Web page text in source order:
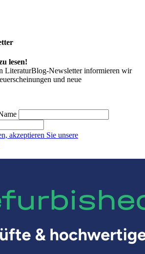
lesen!
LiteraturBlog-Newsletter informieren wir
und neue
akzeptieren Sie unsere